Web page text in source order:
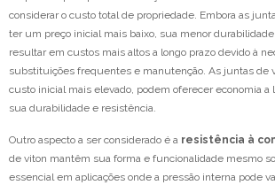
considerar o custo total de propriedade. Embora as
ter um preço inicial mais baixo, sua menor
resultar em custos mais altos a longo prazo devido à
substituições frequentes e manutenção. As juntas de
custo inicial mais elevado, podem oferecer economia a
sua durabilidade e resistência.
Outro aspecto a ser considerado é a resistência à
de viton mantêm sua forma e funcionalidade mesmo
essencial em aplicações onde a pressão interna pode